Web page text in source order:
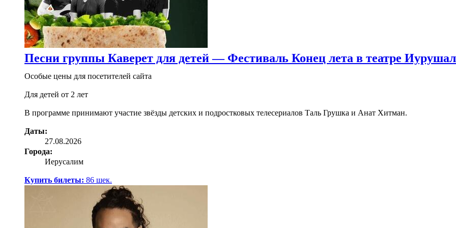
Песни группы Каверет для детей — Фестиваль Конец лета в театре
Особые цены для посетителей сайта
Для детей от 2 лет
В программе принимают участие звёзды детских и подростковых телесериалов Таль Грушка и Анат Хитман.
Даты:
27.08.2026
Города:
Иерусалим
Купить билеты: 86 шек.